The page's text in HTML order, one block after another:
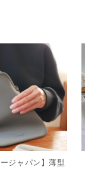
ジャパン】薄型